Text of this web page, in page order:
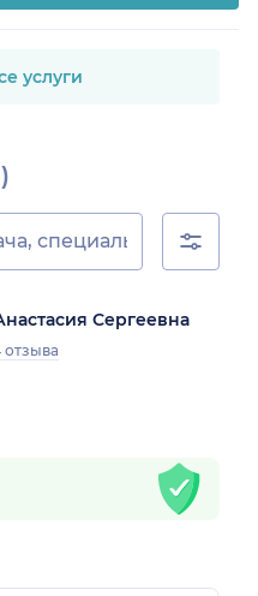
услуги
Сергеевна
отзыва